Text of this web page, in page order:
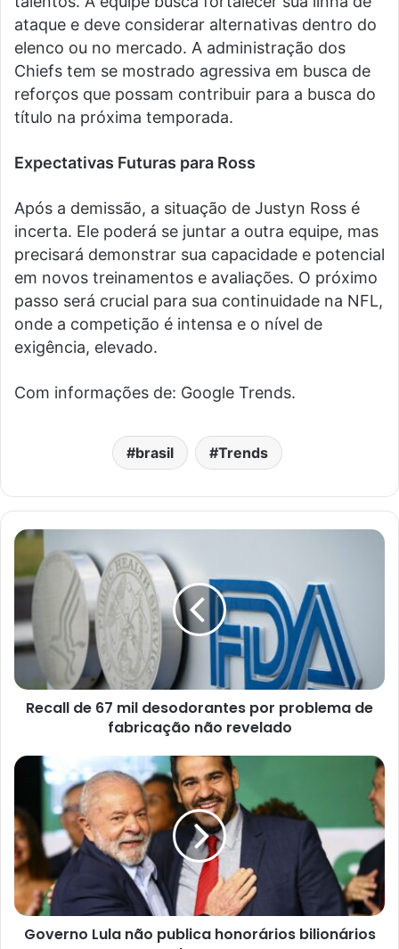
ataque e deve considerar alternativas dentro do
elenco ou no mercado. A administração dos
Chiefs tem se mostrado agressiva em busca de
reforços que possam contribuir para a busca do
título na próxima temporada.
Expectativas Futuras para Ross
Após a demissão, a situação de Justyn Ross é
incerta. Ele poderá se juntar a outra equipe, mas
precisará demonstrar sua capacidade e potencial
em novos treinamentos e avaliações. O próximo
passo será crucial para sua continuidade na NFL,
onde a competição é intensa e o nível de
exigência, elevado.
Com informações de: Google Trends.
brasil Trends
Recall de 67 mil desodorantes por problema de
fabricação não revelado
Governo Lula não publica honorários bilionários